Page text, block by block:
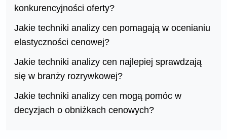
konkurencyjności oferty?
Jakie techniki analizy cen pomagają w ocenianiu
elastyczności cenowej?
Jakie techniki analizy cen najlepiej sprawdzają
się w branży rozrywkowej?
Jakie techniki analizy cen mogą pomóc w
decyzjach o obniżkach cenowych?